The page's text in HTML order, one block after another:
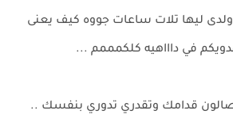
ولدى ليها تلات ساعات جووه كيف يعنى
في داااهيه كلكمممم ...
قدامك وتقدري تدوري بنفسك ..